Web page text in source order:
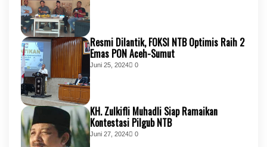
Resmi Dilantik, FOKSI NTB Optimis Raih 2
Emas PON Aceh-Sumut
Juni 25, 2024 0
KH. Zulkifli Muhadli Siap Ramaikan
Kontestasi Pilgub NTB
Juni 27, 2024 0